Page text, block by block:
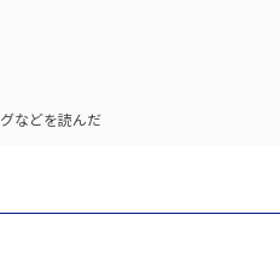
などを読んだ